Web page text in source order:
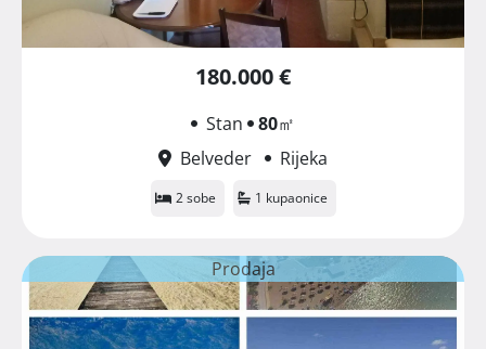
180.000 €
Stan 80㎡
Belveder
Rijeka
2 sobe 1 kupaonice
Prodaja